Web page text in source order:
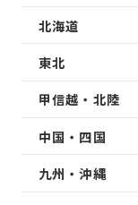
北海道
東北
甲信越・北陸
中国・四国
九州・沖縄